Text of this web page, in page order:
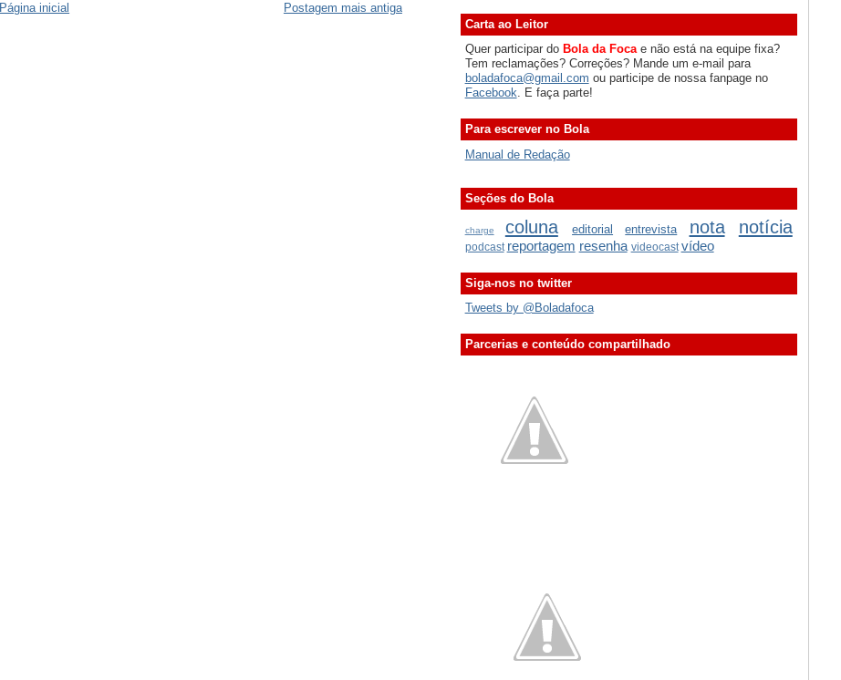
Postagem mais antiga
Página inicial
Carta ao Leitor
Quer participar do Bola da Focae não está na equipe fixa?
Tem reclamações? Correções? Mande um e-mail para
boladafoca@gmail.com ou participe de nossa fanpage no
Facebook . E faça parte!
Para escrever no Bola
Manual de Redação
Seções do Bola
charge coluna editorial entrevista nota notícia
podcast reportagem resenha videocast vídeo
Siga-nos no twitter
Tweets by @Boladafoca
Parcerias e conteúdo compartilhado